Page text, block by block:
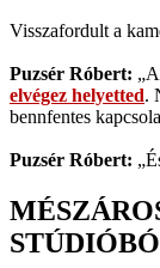
Visszafordult a
Puzsér Róbert:
elvégez helyetted.
bennfentes
Puzsér Róbert: